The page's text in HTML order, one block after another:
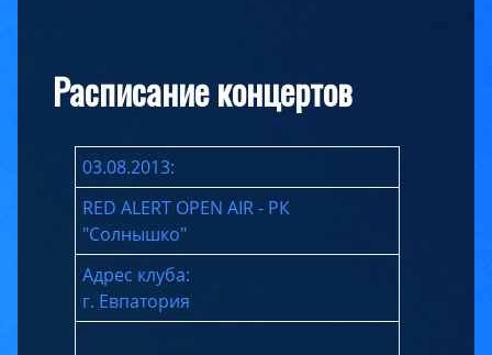
Расписание концертов
03.08.2013:
RED ALERT OPEN AIR - РК
"Солнышко"
Адрес клуба:
г. Евпатория